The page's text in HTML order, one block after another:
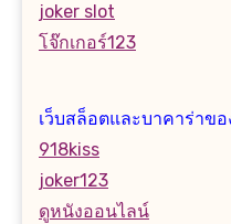
joker slot
โจ๊กเกอร์123
เว็บสล็อตและบาคาร่าข
918kiss
joker123
ดูหนังออนไลน์